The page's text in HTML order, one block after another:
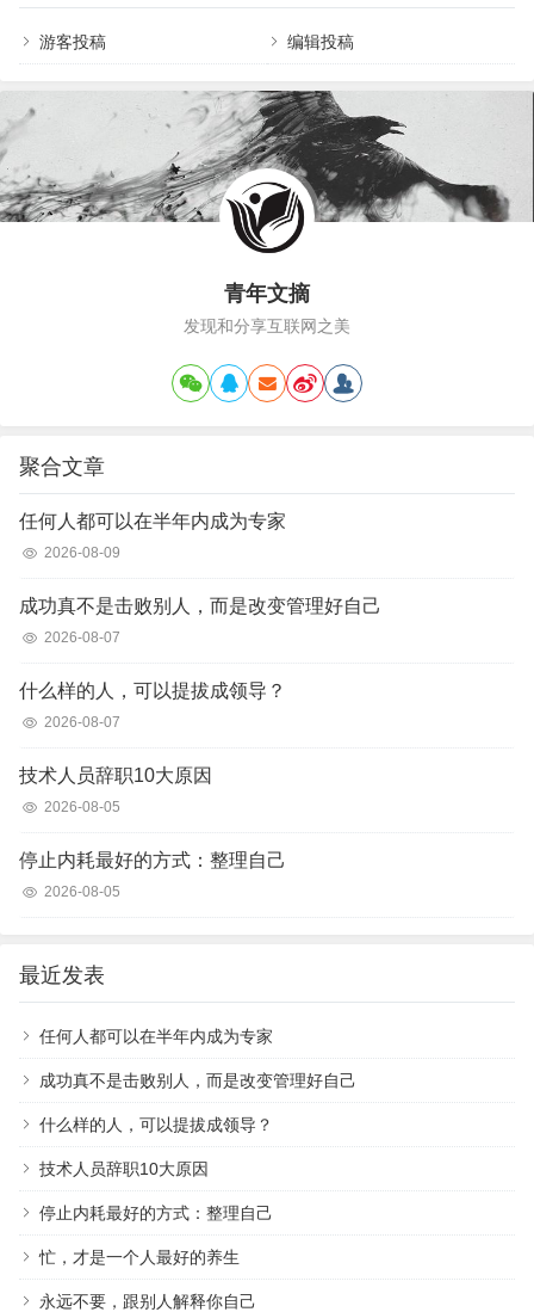
不是波伦第一次探索意识的领域。他因撰
写《食物地理志》和…
魂”，都源于此？有人认为，我们的思想
本质上就是大脑的产物，最终一切都只是
集合。这正是物理主义的核心观点：一切
现象都基于物理基础，原则上无需借助任
何非物理的实体或过程，就足以解释人的
意识与心灵。毕竟人脑活动本质是物理现
象，神经元的活动不过是物质发生电化学
反应的物理过程，因此人类完全有可…
游客投稿 编辑投稿
青年文摘
发现和分享互联网之美
聚合文章
任何人都可以在半年内成为专家
2026-08-09
成功真不是击败别人，而是改变管理好自己
2026-08-07
什么样的人，可以提拔成领导？
2026-08-07
技术人员辞职10大原因
2026-08-05
停止内耗最好的方式：整理自己
2026-08-05
最近发表
任何人都可以在半年内成为专家
成功真不是击败别人，而是改变管理好自己
什么样的人，可以提拔成领导？
技术人员辞职10大原因
停止内耗最好的方式：整理自己
忙，才是一个人最好的养生
永远不要，跟别人解释你自己